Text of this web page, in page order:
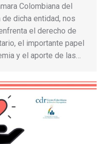
Colombiana del
dicha entidad, nos
el derecho de
el importante papel
y el aporte de las…